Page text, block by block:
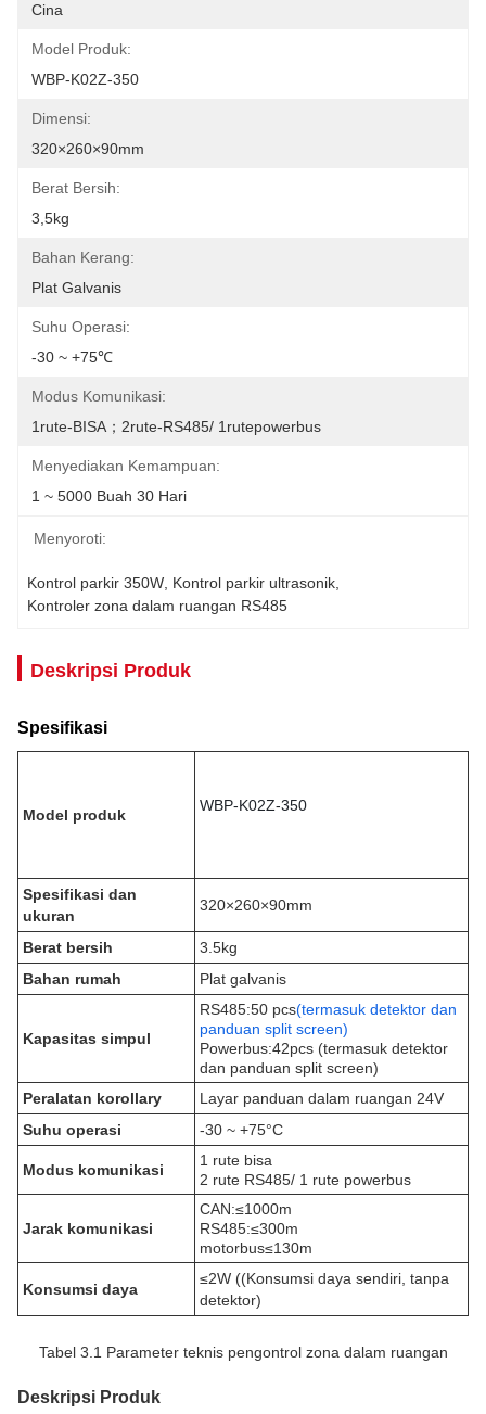
Cina
Model Produk:
WBP-K02Z-350
Dimensi:
320×260×90mm
Berat Bersih:
3,5kg
Bahan Kerang:
Plat Galvanis
Suhu Operasi:
-30 ~ +75℃
Modus Komunikasi:
1rute-BISA；2rute-RS485/ 1rutepowerbus
Menyediakan Kemampuan:
1 ~ 5000 Buah 30 Hari
Menyoroti:
Kontrol parkir 350W Kontrol parkir ultrasonik
Kontroler zona dalam ruangan RS485
Deskripsi Produk
Spesifikasi
Model produk
WBP-K02Z-350
Spesifikasi dan
ukuran
320×260×90mm
Berat bersih
3.5kg
Bahan rumah
Plat galvanis
Kapasitas simpul
RS485:50 pcs(termasuk detektor dan
panduan split screen)
Powerbus:42pcs (termasuk detektor
dan panduan split screen)
Peralatan korollary
Layar panduan dalam ruangan 24V
Suhu operasi
-30 ~ +75°C
Modus komunikasi
1 rute bisa
2 rute RS485/ 1 rute powerbus
Jarak komunikasi
CAN:≤1000m
RS485:≤300m
motorbus≤130m
Konsumsi daya
≤2W ((Konsumsi daya sendiri, tanpa
detektor)
Tabel 3.1 Parameter teknis pengontrol zona dalam ruangan
Deskripsi Produk